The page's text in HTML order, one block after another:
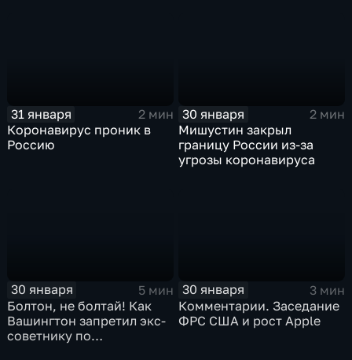
31 января
2 мин
Коронавирус проник в
Россию
30 января
2 мин
Мишустин закрыл
границу России из-за
угрозы коронавируса
30 января
5 мин
Болтон, не болтай! Как
Вашингтон запретил экс-
советнику по
30 января
3 мин
Комментарии. Заседание
ФРС США и рост Apple